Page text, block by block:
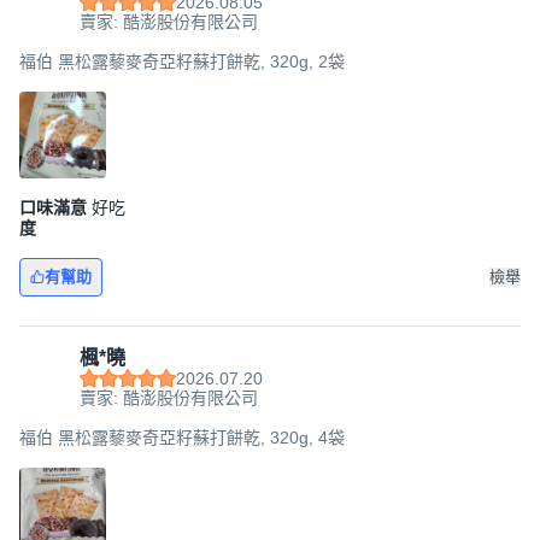
賣家: 酷澎股份有限公司
福伯 黑松露藜麥奇亞籽蘇打餅乾, 320g, 2袋
口味滿意
度
好吃
有幫助 檢舉
楓*曉
2026.07.20
賣家: 酷澎股份有限公司
福伯 黑松露藜麥奇亞籽蘇打餅乾, 320g, 4袋